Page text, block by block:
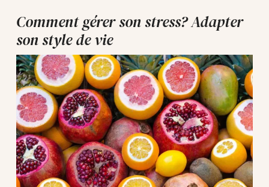
Comment gérer son stress? Adapter
son style de vie